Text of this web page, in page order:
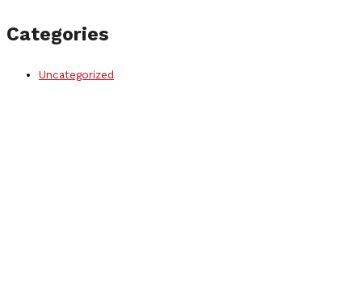
Categories
Uncategorized